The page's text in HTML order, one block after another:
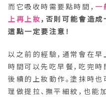
而它吸收時需要點時間， 一
上再上妝，否則可能會造成
這點一定要注意！
以之前的經驗，通常會在
時間可以先吃早餐，吃完
後續的上妝動作。塗抹時
理做提拉、撫平細紋，也能